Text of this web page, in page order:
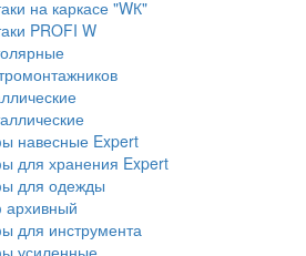
на каркасе "WК"
PROFI W
навесные Expert
для хранения Expert
для одежды
для инструмента
усиленные